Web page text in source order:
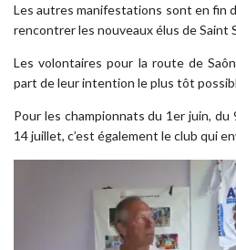
Les autres manifestations sont en fin
rencontrer les nouveaux élus de Saint
Les volontaires pour la route de
part de leur intention le plus tôt
Pour les championnats du 1er juin,
14 juillet, c’est également le club qui